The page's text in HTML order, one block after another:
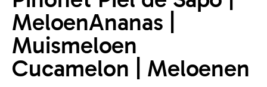
MeloenAnanas |
Muismeloen
Cucamelon | Meloenen